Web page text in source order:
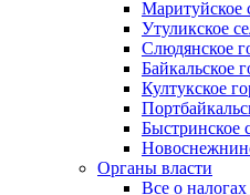
Маритуйское
Утуликское
Слюдянское
Байкальское
Култукское
Быстринское
Органы власти
Все о